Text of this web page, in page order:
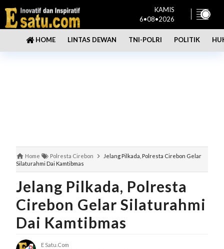
KAMIS
6•08•2026
HOME LINTAS DEWAN TNI-POLRI POLITIK
Home Polresta Cirebon
Jelang Pilkada, Polresta Cirebon Gelar
Silaturahmi Dai Kamtibmas
Jelang Pilkada, Polresta
Cirebon Gelar Silaturahmi
Dai Kamtibmas
E Satu.com